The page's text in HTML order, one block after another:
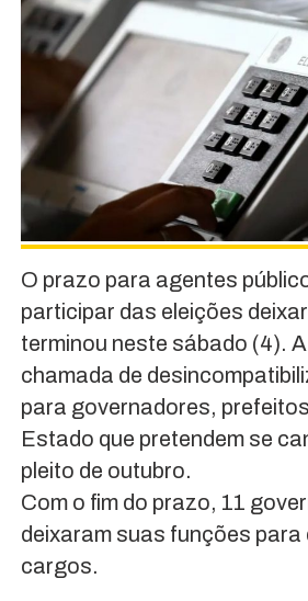
O prazo para agentes
participar das eleições
terminou neste sábado (4).
chamada de
para governadores,
Estado que pretendem se
pleito de outubro.
Com o fim do prazo, 11
deixaram suas funções
cargos.